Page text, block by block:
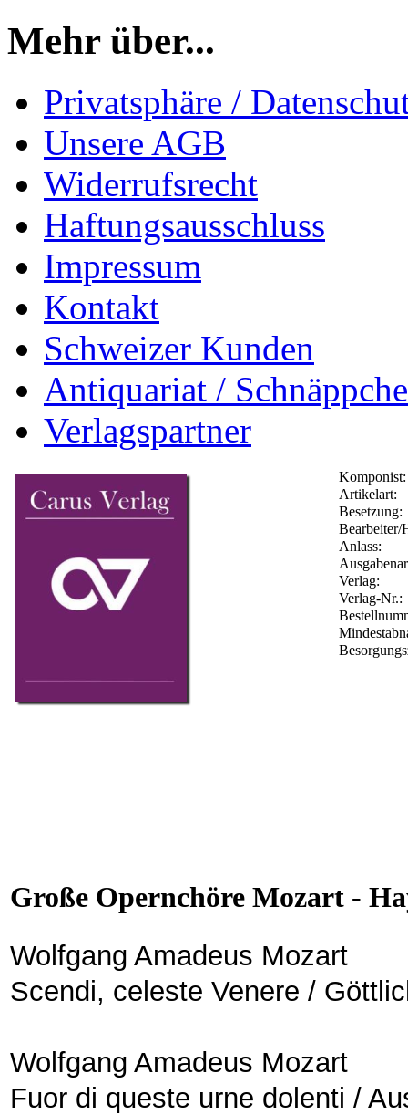
Mehr über...
Privatsphäre /
Unsere AGB
Widerrufsrecht
Haftungsausschluss
Impressum
Kontakt
Schweizer Kunden
Antiquariat /
Verlagspartner
Komponist:
Artikelart:
Besetzung:
Bearbeiter/
Anlass:
Verlag:
Verlag-Nr.:
Große Opernchöre Mozart -
Wolfgang Amadeus Mozart
Scendi, celeste Venere /
Wolfgang Amadeus Mozart
Fuor di queste urne dolenti /